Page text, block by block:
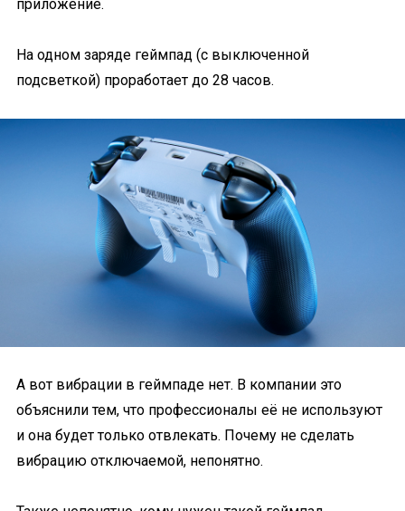
приложение.
На одном заряде геймпад (с выключенной
подсветкой) проработает до 28 часов.
А вот вибрации в геймпаде нет. В компании это
объяснили тем, что профессионалы её не используют
и она будет только отвлекать. Почему не сделать
вибрацию отключаемой, непонятно.